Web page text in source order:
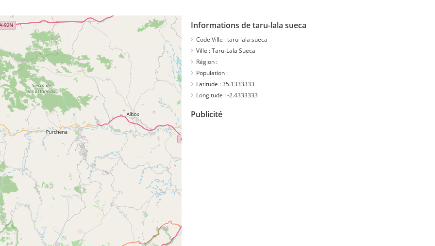
Informations de taru-lala sueca
Code Ville :taru-lala sueca
Ville :Taru-Lala Sueca
Région :
Population :
Latitude :35.1333333
Longitude :-2.4333333
Publicité